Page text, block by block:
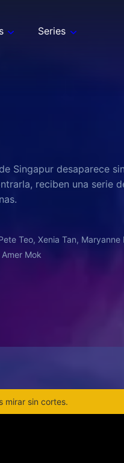
Series
Singapur desaparece
reciben una serie
Teo, Xenia Tan,
Mok
mirar sin cortes.